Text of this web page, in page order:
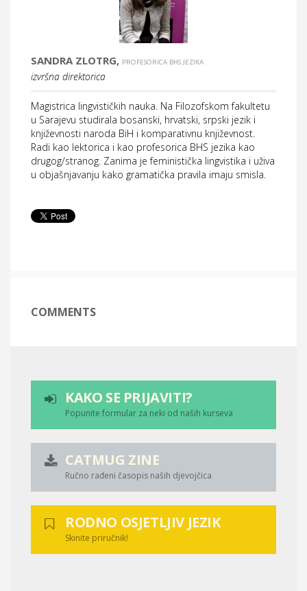
SANDRA ZLOTRG, PROFESORICA BHS JEZIKA
izvršna direktorica
Magistrica lingvističkih nauka. Na Filozofskom fakultetu
u Sarajevu studirala bosanski, hrvatski, srpski jezik i
književnosti naroda BiH i komparativnu književnost.
Radi kao lektorica i kao profesorica BHS jezika kao
drugog/stranog. Zanima je feministička lingvistika i uživa
u objašnjavanju kako gramatička pravila imaju smisla.
COMMENTS
KAKO SE PRIJAVITI?
Popunite formular za neki od naših kurseva
CATMUG ZINE
Ručno rađeni časopis naših djevojčica
RODNO OSJETLJIV JEZIK
Skinite priručnik!